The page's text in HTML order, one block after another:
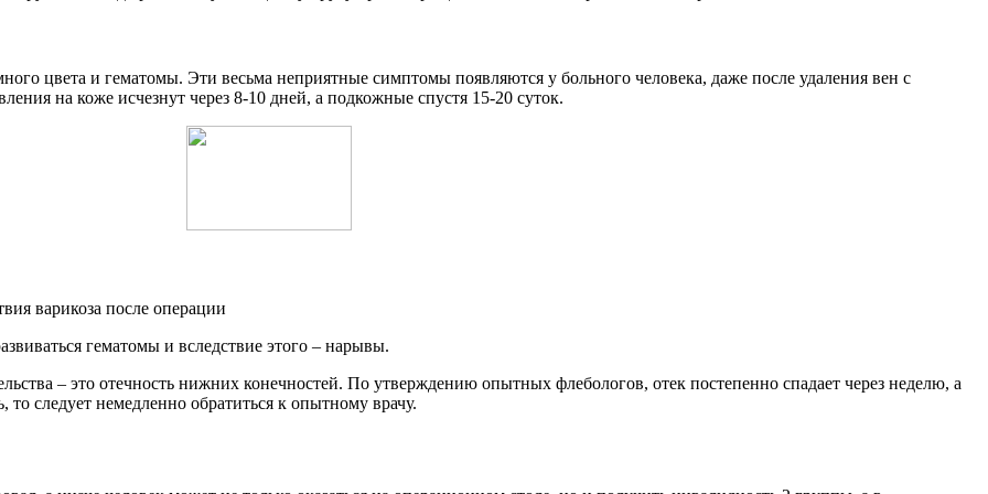
цвета и гематомы. Эти весьма неприятные симптомы появляются у больного человека, даже после удаления вен с
на коже исчезнут через 8-10 дней, а подкожные спустя 15-20 суток.
гематомы и вследствие этого – нарывы.
– это отечность нижних конечностей. По утверждению опытных флебологов, отек постепенно спадает через неделю, а
следует немедленно обратиться к опытному врачу.